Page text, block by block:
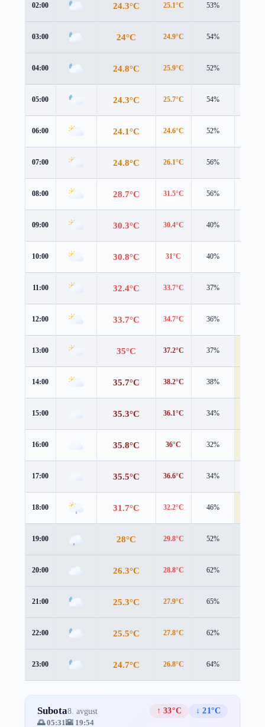
02:00 24.3°C 25.1°C 53%
03:00 24°C 24.9°C 54%
04:00 24.8°C 25.9°C 52%
05:00 24.3°C 25.7°C 54%
06:00 24.1°C 24.6°C 52%
07:00 24.8°C 26.1°C 56%
08:00 28.7°C 31.5°C 56%
09:00 30.3°C 30.4°C 40%
10:00 30.8°C 31°C 40%
11:00 32.4°C 33.7°C 37%
12:00 33.7°C 34.7°C 36%
13:00 35°C 37.2°C 37%
14:00 35.7°C 38.2°C 38%
15:00 35.3°C 36.1°C 34%
16:00 35.8°C 36°C 32%
17:00 35.5°C 36.6°C 34%
18:00 31.7°C 32.2°C 46%
19:00 28°C 29.8°C 52%
20:00 26.3°C 28.8°C 62%
21:00 25.3°C 27.9°C 65%
22:00 25.5°C 27.8°C 62%
23:00 24.7°C 26.8°C 64%
Subota8. avgust ↑ 33°C
↓ 21°C
🌅 05:31🌇 19:54